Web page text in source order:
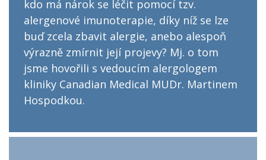
kdo má nárok se léčit pomocí tzv.
alergenové imunoterapie, díky níž se lze
buď zcela zbavit alergie, anebo alespoň
výrazně zmírnit její projevy? Mj. o tom
jsme hovořili s vedoucím alergologem
kliniky Canadian Medical MUDr. Martinem
Hospodkou.